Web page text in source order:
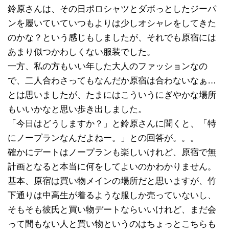
鈴原さんは、その日ポロシャツとダボっとしたジーパ
ンを履いていていつもよりは少しオシャレをしてきた
のかな？という感じもしましたが、それでも原宿には
あまり似つかわしくない服装でした。
一方、私の方もいい年した大人のファッションなの
で、二人合わさってもなんだか原宿は合わないなぁ…
とは思いましたが、たまにはこういうにぎやかな場所
もいいかなと思い歩き出しました。
「今日はどうしますか？」と鈴原さんに聞くと、「特
にノープランなんだよねー。」との回答が。。。
確かにデートはノープランも楽しいけれど、原宿で無
計画となると本当に何をしてよいのかわかりません。
基本、原宿は買い物メインの場所だと思いますが、竹
下通りは中高生が着るような服しか売っていないし、
そもそも彼氏と買い物デートならいいけれど、まだ会
って間もない人と買い物というのはちょっとこちらも